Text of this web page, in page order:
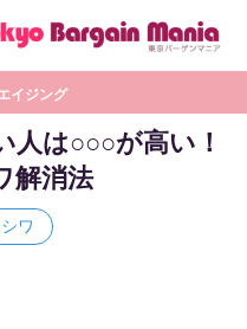
イジング
人は○○○が高い！
解消法
シワ